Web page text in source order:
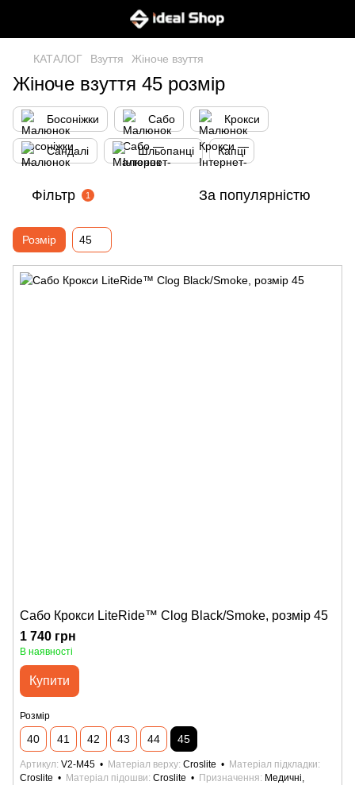
КАТАЛОГ Взуття Жіноче взуття
Жіноче взуття 45 розмір
Босоніжки Сабо Крокси
Сандалі Шльопанці Капці
Фільтр 1 За популярністю
Розмір 45
Сабо Крокси LiteRide™ Clog Black/Smoke, розмір 45
1 740 грн
В наявності
Купити
Розмір
40 41 42 43 44 45
Артикул V2-M45 Матеріал верху Croslite
Матеріал підкладки
Croslite
Матеріал підошви Croslite Призначення
Медичні,